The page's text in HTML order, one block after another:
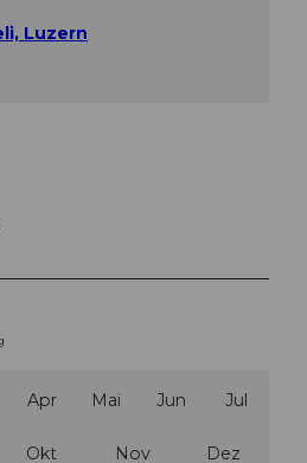
Luzern
Apr Mai Jun Jul
Okt Nov Dez